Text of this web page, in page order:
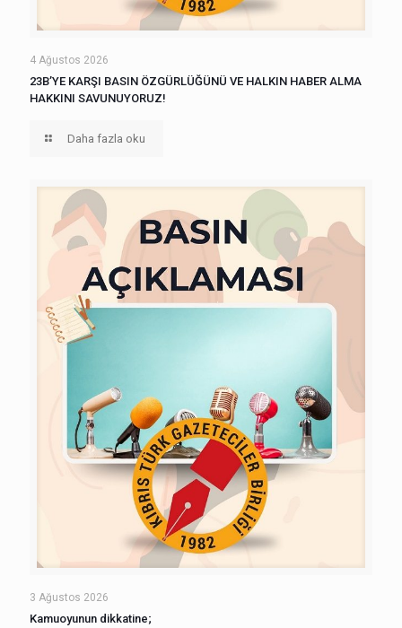
4 Ağustos 2026
23B’YE KARŞI BASIN ÖZGÜRLÜĞÜNÜ VE HALKIN HABER ALMA
HAKKINI SAVUNUYORUZ!
Daha fazla oku
3 Ağustos 2026
Kamuoyunun dikkatine;